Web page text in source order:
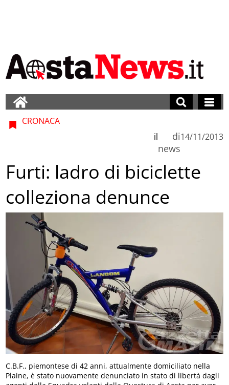
CRONACA
di
news
il 14/11/2013
Furti: ladro di biciclette
colleziona denunce
C.B.F., piemontese di 42 anni, attualmente domiciliato nella
Plaine, è stato nuovamente denunciato in stato di libertà dagli